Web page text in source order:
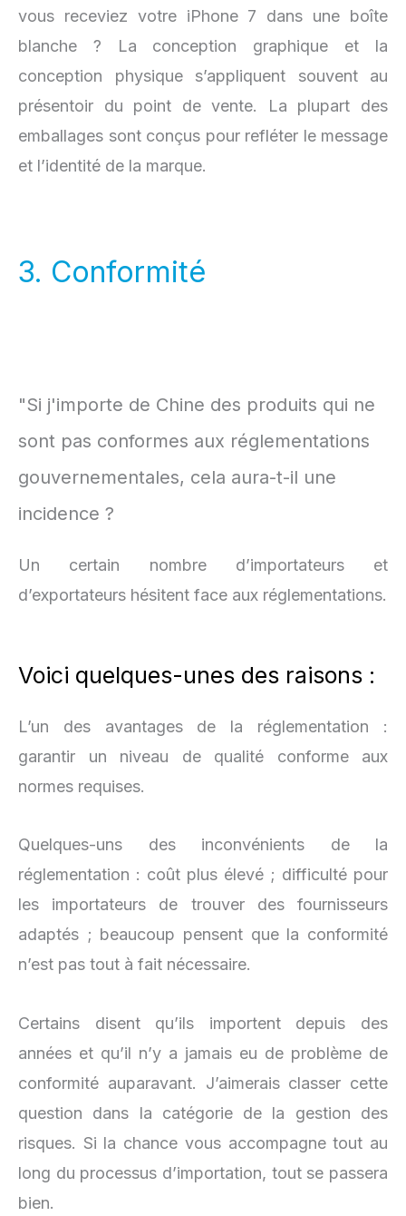
vous receviez votre iPhone 7 dans une boîte
blanche ? La conception graphique et la
conception physique s’appliquent souvent au
présentoir du point de vente. La plupart des
emballages sont conçus pour refléter le message
et l’identité de la marque.
3. Conformité
"Si j'importe de Chine des produits qui ne
sont pas conformes aux réglementations
gouvernementales, cela aura-t-il une
incidence ?
Un certain nombre d’importateurs et
d’exportateurs hésitent face aux réglementations.
Voici quelques-unes des raisons :
L’un des avantages de la réglementation :
garantir un niveau de qualité conforme aux
normes requises.
Quelques-uns des inconvénients de la
réglementation : coût plus élevé ; difficulté pour
les importateurs de trouver des fournisseurs
adaptés ; beaucoup pensent que la conformité
n’est pas tout à fait nécessaire.
Certains disent qu’ils importent depuis des
années et qu’il n’y a jamais eu de problème de
conformité auparavant. J’aimerais classer cette
question dans la catégorie de la gestion des
risques. Si la chance vous accompagne tout au
long du processus d’importation, tout se passera
bien.